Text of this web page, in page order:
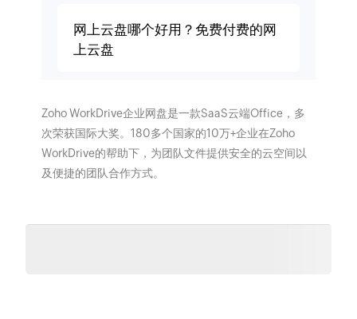
网上云盘哪个好用？免费付费的网
上云盘
Zoho WorkDrive企业网盘是一款SaaS云端Office，多
次荣获国际大奖。180多个国家的10万+企业在Zoho
WorkDrive的帮助下，为团队文件提供安全的云空间以
及便捷的团队合作方式。